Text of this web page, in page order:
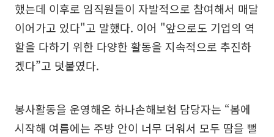
했는데 이후로 임직원들이 자발적으로 참여해서 매달
이어가고 있다"고 말했다. 이어 "앞으로도 기업의 역
할을 다하기 위한 다양한 활동을 지속적으로 추진하
겠다”고 덧붙였다.
봉사활동을 운영해온 하나손해보험 담당자는 “봄에
시작해 여름에는 주방 안이 너무 더워서 모두 땀을 뻘